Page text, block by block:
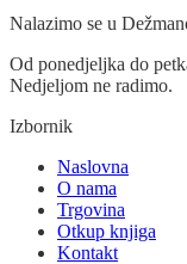
Nalazimo se u
Od ponedjeljka do
Nedjeljom ne radimo.
Izbornik
Naslovna
O nama
Trgovina
Otkup knjiga
Kontakt